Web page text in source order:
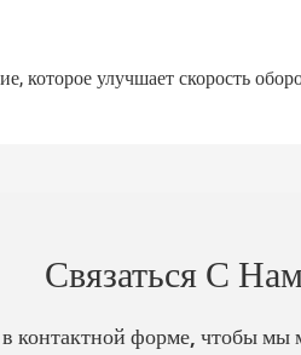
улучшает скорость
Связаться С
контактной форме, чтобы